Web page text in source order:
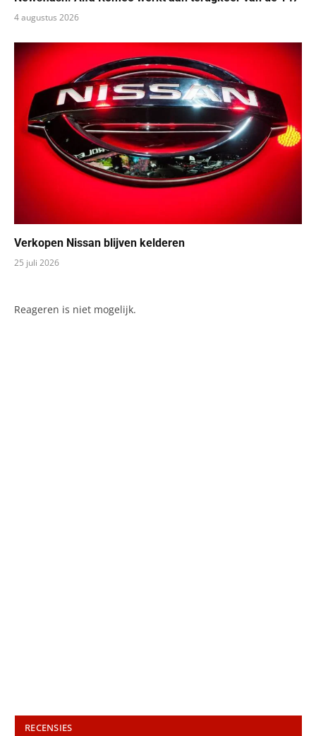
4 augustus 2026
Verkopen Nissan blijven kelderen
25 juli 2026
Reageren is niet mogelijk.
RECENSIES